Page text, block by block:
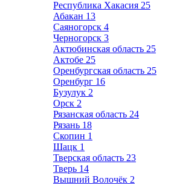
Республика Хакасия 25
Абакан 13
Саяногорск 4
Черногорск 3
Актюбинская область 25
Актобе 25
Оренбургская область 25
Оренбург 16
Бузулук 2
Орск 2
Рязанская область 24
Рязань 18
Скопин 1
Шацк 1
Тверская область 23
Тверь 14
Вышний Волочёк 2